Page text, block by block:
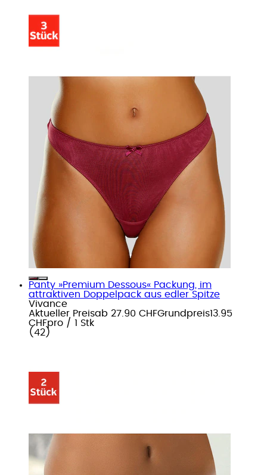
Panty »Premium Dessous« Packung, im
attraktiven Doppelpack aus edler Spitze
Vivance
Aktueller Preisab 27.90 CHFGrundpreis13.95
CHFpro / 1 Stk
( 42 )